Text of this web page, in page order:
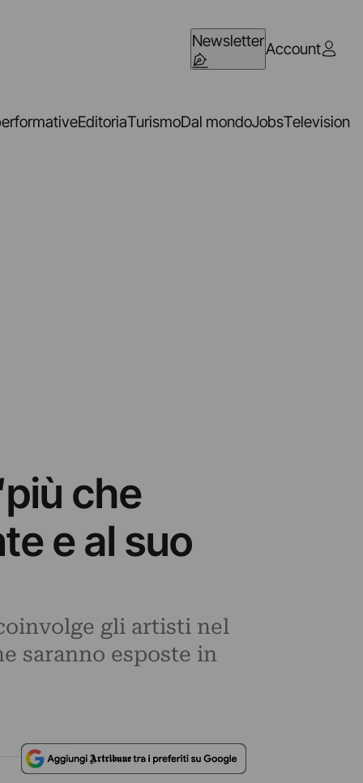
NewsletterAccount
EditoriaTurismoDal mondoJobsTelevision
che
e al suo
gli artisti nel
saranno esposte in